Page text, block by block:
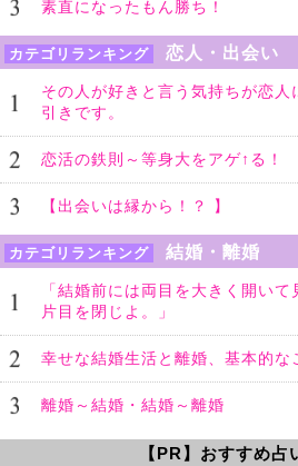
素直になったもん勝ち！
カテゴリランキング 恋人・出会い
その人が好きと言う気持ちが恋人
引きです。
恋活の鉄則～等身大をアゲ↑る！
【出会いは縁から！？ 】
カテゴリランキング 結婚・離婚
「結婚前には両目を大きく開い
片目を閉じよ。」
幸せな結婚生活と離婚、基本的な
離婚～結婚・結婚～離婚
【PR】おすすめ占